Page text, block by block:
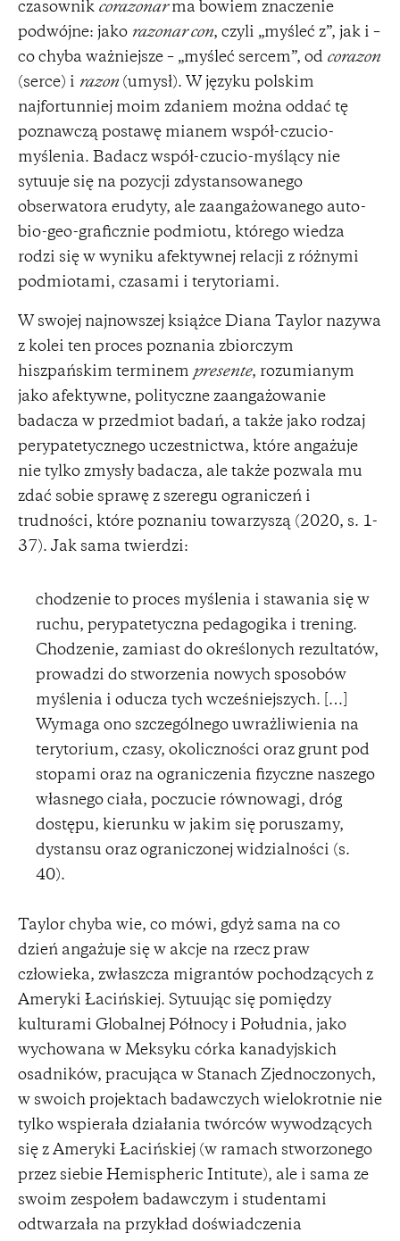
czasownik corazonarma bowiem znaczenie
podwójne: jako razonar con, czyli „myśleć z”, jak i –
co chyba ważniejsze – „myśleć sercem”, od corazon
(serce) i razon (umysł). W języku polskim
najfortunniej moim zdaniem można oddać tę
poznawczą postawę mianem współ-czucio-
myślenia. Badacz współ-czucio-myślący nie
sytuuje się na pozycji zdystansowanego
obserwatora erudyty, ale zaangażowanego auto-
bio-geo-graficznie podmiotu, którego wiedza
rodzi się w wyniku afektywnej relacji z różnymi
podmiotami, czasami i terytoriami.
W swojej najnowszej książce Diana Taylor nazywa
z kolei ten proces poznania zbiorczym
hiszpańskim terminem presente, rozumianym
jako afektywne, polityczne zaangażowanie
badacza w przedmiot badań, a także jako rodzaj
perypatetycznego uczestnictwa, które angażuje
nie tylko zmysły badacza, ale także pozwala mu
zdać sobie sprawę z szeregu ograniczeń i
trudności, które poznaniu towarzyszą (2020, s. 1-
37). Jak sama twierdzi:
chodzenie to proces myślenia i stawania się w
ruchu, perypatetyczna pedagogika i trening.
Chodzenie, zamiast do określonych rezultatów,
prowadzi do stworzenia nowych sposobów
myślenia i oducza tych wcześniejszych. […]
Wymaga ono szczególnego uwrażliwienia na
terytorium, czasy, okoliczności oraz grunt pod
stopami oraz na ograniczenia fizyczne naszego
własnego ciała, poczucie równowagi, dróg
dostępu, kierunku w jakim się poruszamy,
dystansu oraz ograniczonej widzialności (s.
40).
Taylor chyba wie, co mówi, gdyż sama na co
dzień angażuje się w akcje na rzecz praw
człowieka, zwłaszcza migrantów pochodzących z
Ameryki Łacińskiej. Sytuując się pomiędzy
kulturami Globalnej Północy i Południa, jako
wychowana w Meksyku córka kanadyjskich
osadników, pracująca w Stanach Zjednoczonych,
w swoich projektach badawczych wielokrotnie nie
tylko wspierała działania twórców wywodzących
się z Ameryki Łacińskiej (w ramach stworzonego
przez siebie Hemispheric Intitute), ale i sama ze
swoim zespołem badawczym i studentami
odtwarzała na przykład doświadczenia